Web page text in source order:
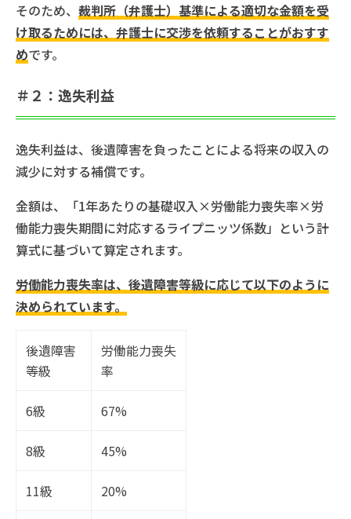
そのため、 裁判所（弁護士）基準による適切な金額を受
け取るためには、弁護士に交渉を依頼することがおすす
めです。
＃２：逸失利益
逸失利益は、後遺障害を負ったことによる将来の収入の
減少に対する補償です。
金額は、「1年あたりの基礎収入×労働能力喪失率×労
働能力喪失期間に対応するライプニッツ係数」という計
算式に基づいて算定されます。
労働能力喪失率は、後遺障害等級に応じて以下のように
決められています。
後遺障害
等級
労働能力喪失
率
6級 67%
8級 45%
11級 20%